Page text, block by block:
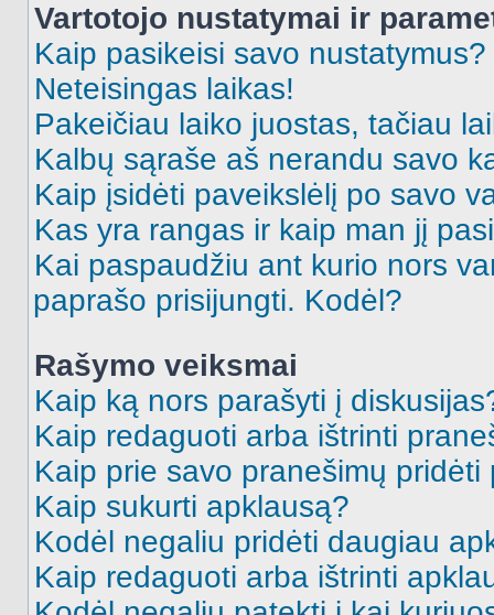
Vartotojo nustatymai ir
Kaip pasikeisi savo nustatymus?
Neteisingas laikas!
Pakeičiau laiko juostas, tačiau
Kalbų sąraše aš nerandu savo
Kaip įsidėti paveikslėlį po savo
Kas yra rangas ir kaip man jį
Kai paspaudžiu ant kurio nors
paprašo prisijungti. Kodėl?
Rašymo veiksmai
Kaip ką nors parašyti į
Kaip redaguoti arba ištrinti
Kaip prie savo pranešimų pridėti
Kaip sukurti apklausą?
Kodėl negaliu pridėti daugiau
Kaip redaguoti arba ištrinti